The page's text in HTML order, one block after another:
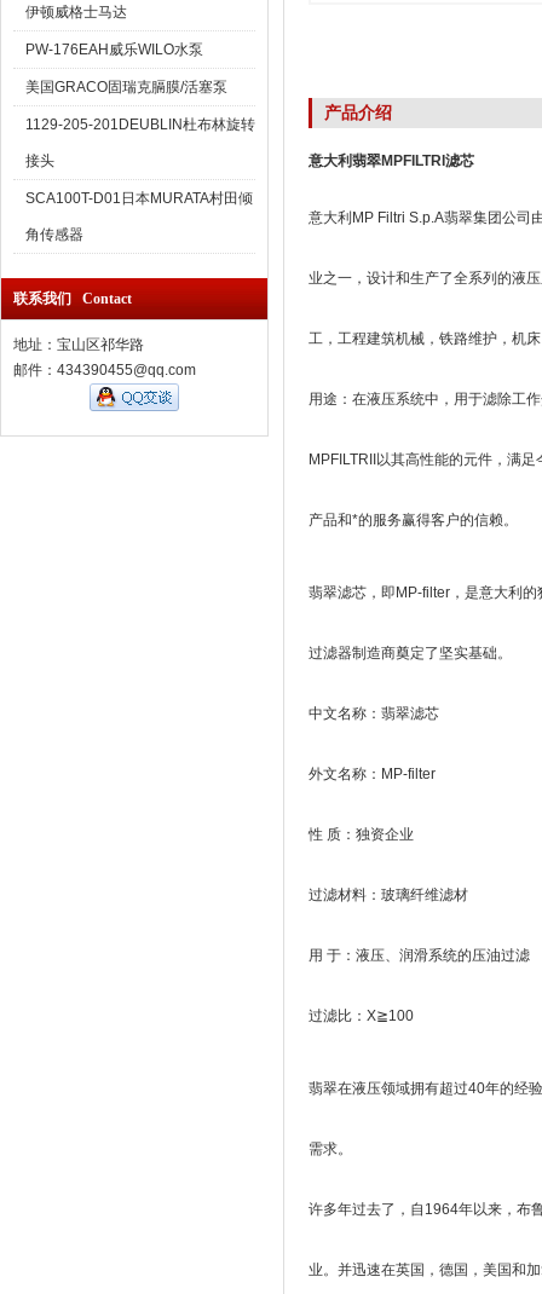
伊顿威格士马达
PW-176EAH威乐WILO水泵
美国GRACO固瑞克膈膜/活塞泵
1129-205-201DEUBLIN杜布林旋转
接头
SCA100T-D01日本MURATA村田倾
角传感器
联系我们 Contact
地址：宝山区祁华路
邮件：434390455@qq.com
产品介绍
意大利翡翠MPFILTRI滤芯
意大利MP Filtri S.p.A翡翠集团公司
业之一，设计和生产了全系列的液
工，工程建筑机械，铁路维护，机
用途：在液压系统中，用于滤除工
MPFILTRII以其高性能的元件，满
产品和*的服务赢得客户的信赖。
翡翠滤芯，即MP-filter，是意大利
过滤器制造商奠定了坚实基础。
中文名称：翡翠滤芯
外文名称：MP-filter
性 质：独资企业
过滤材料：玻璃纤维滤材
用 于：液压、润滑系统的压油过滤
过滤比：X≧100
翡翠在液压领域拥有超过40年的经
需求。
许多年过去了，自1964年以来，布
业。并迅速在英国，德国，美国和